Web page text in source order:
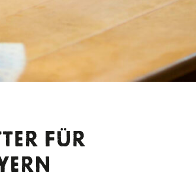
das wilde Gewässer hautnah und die schöne
und hohen Geschwindigkeiten machen
FÜR